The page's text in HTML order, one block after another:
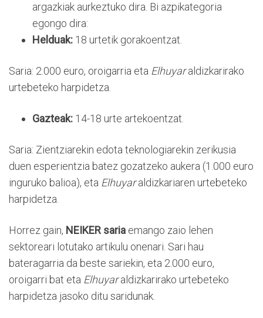
argazkiak aurkeztuko dira. Bi azpikategoria
egongo dira:
Helduak: 18 urtetik gorakoentzat.
Saria: 2.000 euro, oroigarria eta Elhuyaraldizkarirako
urtebeteko harpidetza.
Gazteak: 14-18 urte artekoentzat.
Saria: Zientziarekin edota teknologiarekin zerikusia
duen esperientzia batez gozatzeko aukera (1.000 euro
inguruko balioa), eta Elhuyaraldizkariaren urtebeteko
harpidetza.
Horrez gain, NEIKER saria emango zaio lehen
sektoreari lotutako artikulu onenari. Sari hau
bateragarria da beste sariekin, eta 2.000 euro,
oroigarri bat eta Elhuyaraldizkarirako urtebeteko
harpidetza jasoko ditu saridunak.